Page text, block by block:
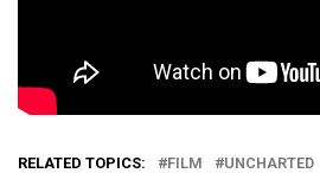
RELATED TOPICS: FILM UNCHARTED